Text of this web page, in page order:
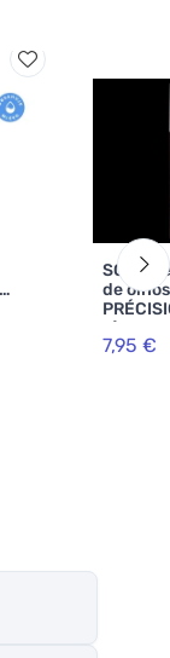
SO’BiO
de
g) 02
BIO -
7,95 €